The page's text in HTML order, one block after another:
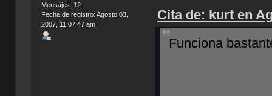
Mensajes: 12
Fecha de registro: Agosto 03,
2007, 11:07:47 am
Cita de: kurt en
Funciona